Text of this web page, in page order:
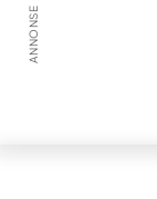
Skip
ANNONSE